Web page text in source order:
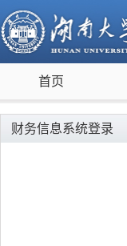
首页
财务信息系统登录